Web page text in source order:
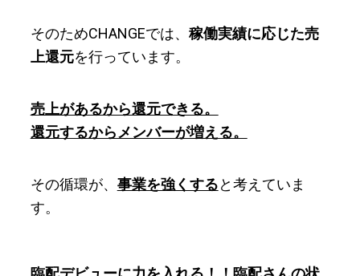
そのためCHANGEでは、 稼働実績に応じた売
上還元を行っています。
売上があるから還元できる。
還元するからメンバーが増える。
その循環が、 事業を強くすると考えていま
す。